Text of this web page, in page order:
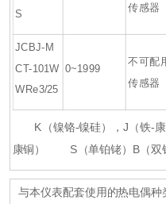
S
传感器
JCBJ-M
CT-101W
WRe3/25
0~1999
不可配
传感器
K（镍铬-镍硅），J（铁-康
康铜）
S（单铂铑）B（双铂
与本仪表配套使用的热电偶种